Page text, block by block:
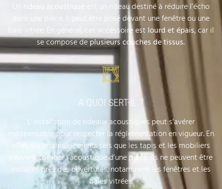
rideau acoustique
est un rideau destiné à réduire l’écho
dans une pièce. Il peut être posé devant une fenêtre ou une
baie vitrée. En général, cet accessoire est lourd etépais, car il
se compose deplusieurs couches de tissus.
A QUOI SERT-IL ?
L’installation de rideaux acoustiques peut s’avérer
indispensable pour respecter la réglementation en vigueur. En
effet, si certains éléments tels que les tapis et les mobiliers
peuvent corriger l’acoustique d’une pièce, ils ne peuvent être
installés près des ouvertures, notamment les fenêtres et les
baies vitrées.